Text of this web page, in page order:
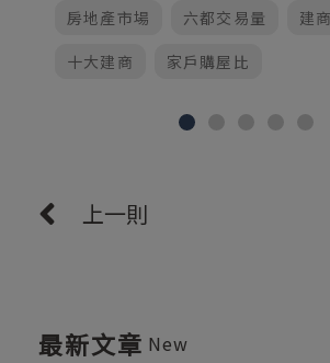
房地產市場 六都交易量
建
十大建商
家戶購屋比
上一則
最新文章 New